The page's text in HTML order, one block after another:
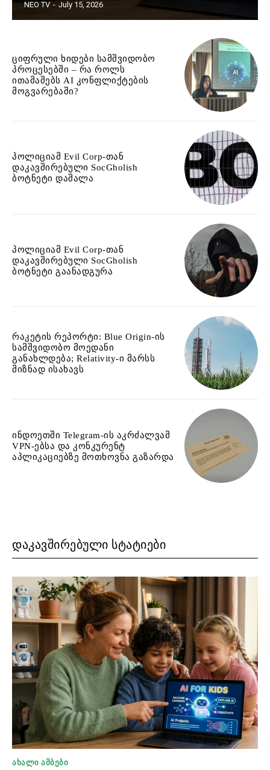
NEO TV - July 15, 2026
ციფრული ხიდები სამშვიდობო
პროცესებში – რა როლს
ითამაშებს AI კონფლიქტების
მოგვარებაში?
პოლიციამ Evil Corp-თან
დაკავშირებული SocGholish
ბოტნეტი დაშალა
პოლიციამ Evil Corp-თან
დაკავშირებული SocGholish
ბოტნეტი გაანადგურა
რაკეტის რეპორტი: Blue Origin-ის
სამშვიდობო მოედანი
განახლდება; Relativity-ი მარსს
მიზნად ისახავს
ინდოეთში Telegram-ის აკრძალვამ
VPN-ებსა და კონკურენტ
აპლიკაციებზე მოთხოვნა გაზარდა
ᲓᲐᲙᲐᲕᲨᲘᲠᲔᲑᲣᲚᲘ ᲡᲢᲐᲢᲘᲔᲑᲘ
ᲐᲮᲐᲚᲘ ᲐᲛᲑᲔᲑᲘ